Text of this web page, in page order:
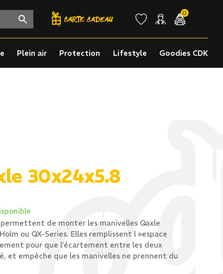
0
Plein air Protection Lifestyle Goodies CDK
30x24x5.8
permettent de monter les manivelles Qaxle
ou QX-Series. Elles remplissent l »espace
pour que l’écartement entre les deux
et empêche que les manivelles ne prennent du